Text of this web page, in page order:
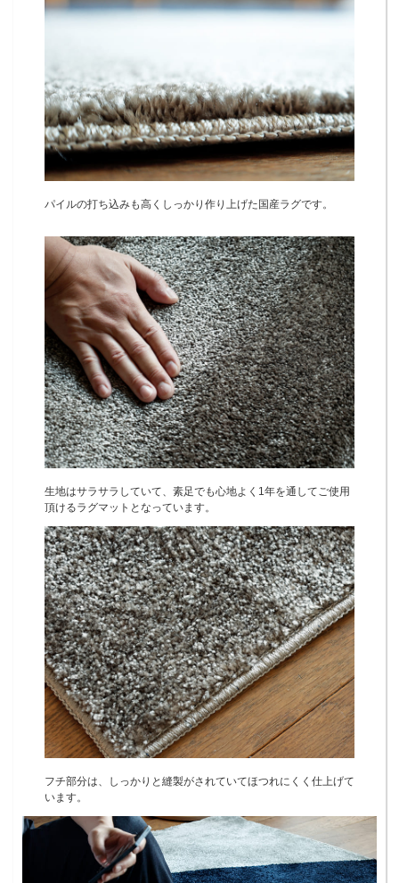
パイルの打ち込みも高くしっかり作り上げた国産ラグです。
生地はサラサラしていて、素足でも心地よく1年を通してご使用
頂けるラグマットとなっています。
フチ部分は、しっかりと縫製がされていてほつれにくく仕上げて
います。